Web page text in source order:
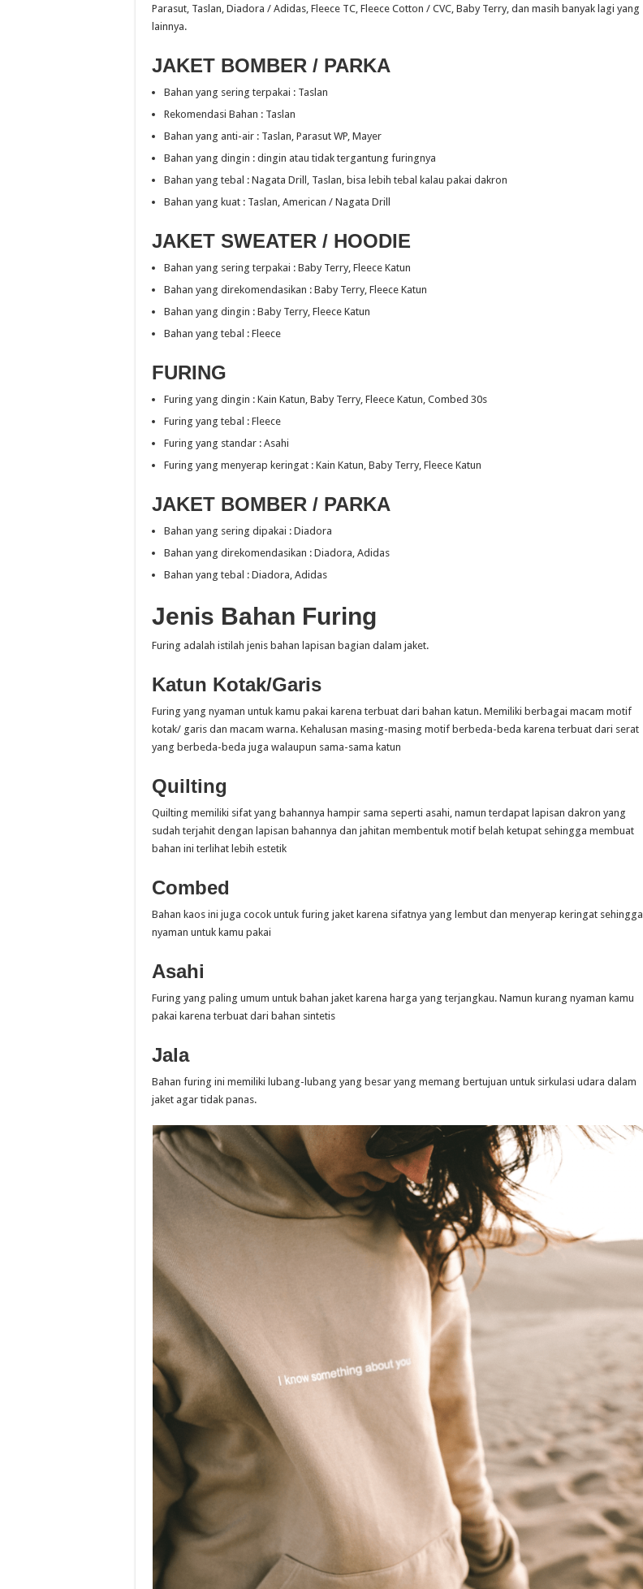
Parasut, Taslan, Diadora / Adidas, Fleece TC, Fleece Cotton / CVC, Baby Terry, dan masih banyak lagi yang
lainnya.
JAKET BOMBER / PARKA
Bahan yang sering terpakai : Taslan
Rekomendasi Bahan : Taslan
Bahan yang anti-air : Taslan, Parasut WP, Mayer
Bahan yang dingin : dingin atau tidak tergantung furingnya
Bahan yang tebal : Nagata Drill, Taslan, bisa lebih tebal kalau pakai dakron
Bahan yang kuat : Taslan, American / Nagata Drill
JAKET SWEATER / HOODIE
Bahan yang sering terpakai : Baby Terry, Fleece Katun
Bahan yang direkomendasikan : Baby Terry, Fleece Katun
Bahan yang dingin : Baby Terry, Fleece Katun
Bahan yang tebal : Fleece
FURING
Furing yang dingin : Kain Katun, Baby Terry, Fleece Katun, Combed 30s
Furing yang tebal : Fleece
Furing yang standar : Asahi
Furing yang menyerap keringat : Kain Katun, Baby Terry, Fleece Katun
JAKET BOMBER / PARKA
Bahan yang sering dipakai : Diadora
Bahan yang direkomendasikan : Diadora, Adidas
Bahan yang tebal : Diadora, Adidas
Jenis Bahan Furing
Furing adalah istilah jenis bahan lapisan bagian dalam jaket.
Katun Kotak/Garis
Furing yang nyaman untuk kamu pakai karena terbuat dari bahan katun. Memiliki berbagai macam motif
kotak/ garis dan macam warna. Kehalusan masing-masing motif berbeda-beda karena terbuat dari serat
yang berbeda-beda juga walaupun sama-sama katun
Quilting
Quilting memiliki sifat yang bahannya hampir sama seperti asahi, namun terdapat lapisan dakron yang
sudah terjahit dengan lapisan bahannya dan jahitan membentuk motif belah ketupat sehingga membuat
bahan ini terlihat lebih estetik
Combed
Bahan kaos ini juga cocok untuk furing jaket karena sifatnya yang lembut dan menyerap keringat sehingga
nyaman untuk kamu pakai
Asahi
Furing yang paling umum untuk bahan jaket karena harga yang terjangkau. Namun kurang nyaman kamu
pakai karena terbuat dari bahan sintetis
Jala
Bahan furing ini memiliki lubang-lubang yang besar yang memang bertujuan untuk sirkulasi udara dalam
jaket agar tidak panas.